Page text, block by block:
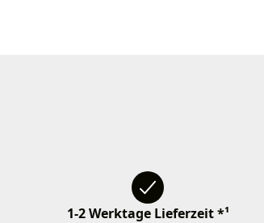
1-2 Werktage Lieferzeit *¹